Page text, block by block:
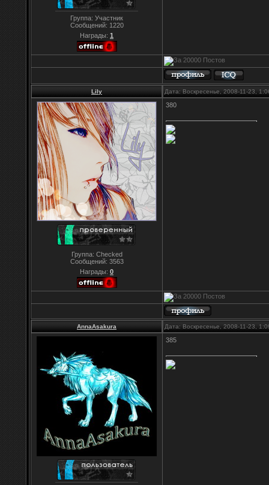
Группа: Участник
Сообщений: 1220
Награды: 1
Lily Дата: Воскресенье, 2008-11-23,
Группа: Checked
Сообщений: 3563
Награды: 0
380
AnnaAsakura Дата: Воскресенье, 2008-11-23,
385